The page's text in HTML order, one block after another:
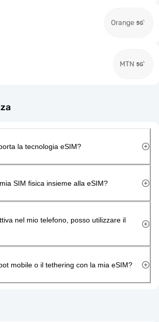
Orange
MTN
la tecnologia eSIM?
SIM fisica insieme alla eSIM?
nel mio telefono, posso utilizzare il
mobile o il tethering con la mia eSIM?